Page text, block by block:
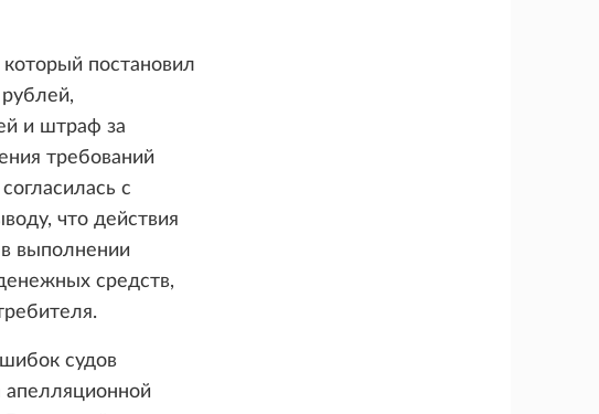
постановил
и штраф за
требований
с
что действия
выполнении
средств,
судов